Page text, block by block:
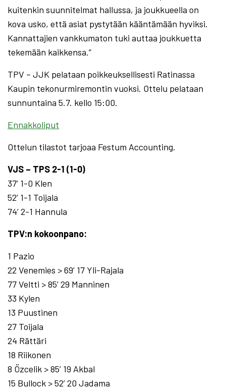
kuitenkin suunnitelmat hallussa, ja joukkueella on
kova usko, että asiat pystytään kääntämään hyviksi.
Kannattajien vankkumaton tuki auttaa joukkuetta
tekemään kaikkensa.”
TPV – JJK pelataan poikkeuksellisesti Ratinassa
Kaupin tekonurmiremontin vuoksi. Ottelu pelataan
sunnuntaina 5.7. kello 15:00.
Ennakkoliput
Ottelun tilastot tarjoaa Festum Accounting.
VJS – TPS 2-1 (1-0)
37’ 1-0 Klen
52’ 1-1 Toijala
74’ 2-1 Hannula
TPV:n kokoonpano:
1 Pazio
22 Venemies > 69’ 17 Yli-Rajala
77 Veltti > 85’ 29 Manninen
33 Kylen
13 Puustinen
27 Toijala
24 Rättäri
18 Riikonen
8 Özcelik > 85’ 19 Akbal
15 Bullock > 52’ 20 Jadama